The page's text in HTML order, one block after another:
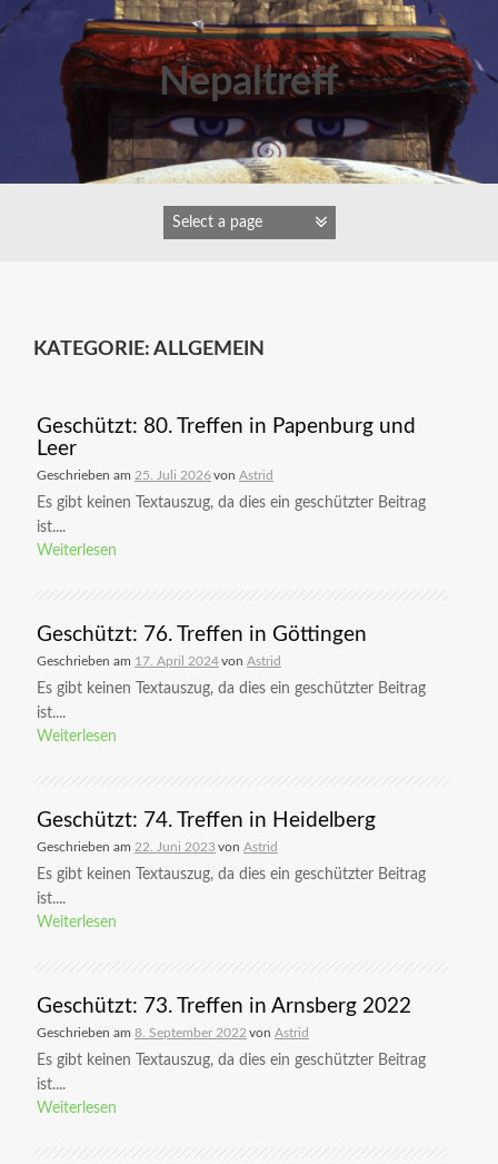
Zum
Inhalt
Nepaltreff
KATEGORIE: ALLGEMEIN
Geschützt: 80. Treffen in Papenburg und
Leer
Geschrieben am 25. Juli 2026von Astrid
Es gibt keinen Textauszug, da dies ein geschützter Beitrag
ist....
Weiterlesen
Geschützt: 76. Treffen in Göttingen
Geschrieben am 17. April 2024von Astrid
Es gibt keinen Textauszug, da dies ein geschützter Beitrag
ist....
Weiterlesen
Geschützt: 74. Treffen in Heidelberg
Geschrieben am 22. Juni 2023 von Astrid
Es gibt keinen Textauszug, da dies ein geschützter Beitrag
ist....
Weiterlesen
Geschützt: 73. Treffen in Arnsberg 2022
Geschrieben am 8. September 2022 von Astrid
Es gibt keinen Textauszug, da dies ein geschützter Beitrag
ist....
Weiterlesen